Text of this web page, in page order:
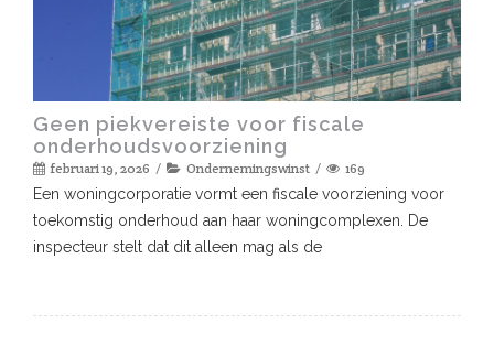
Geen piekvereiste voor fiscale
onderhoudsvoorziening
februari 19, 2026 Ondernemingswinst 169
Een woningcorporatie vormt een fiscale voorziening voor
toekomstig onderhoud aan haar woningcomplexen. De
inspecteur stelt dat dit alleen mag als de